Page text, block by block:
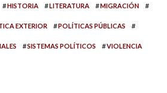
#HISTORIA #LITERATURA #MIGRACIÓN #
EXTERIOR #POLÍTICAS PÚBLICAS #
#SISTEMAS POLÍTICOS #VIOLENCIA